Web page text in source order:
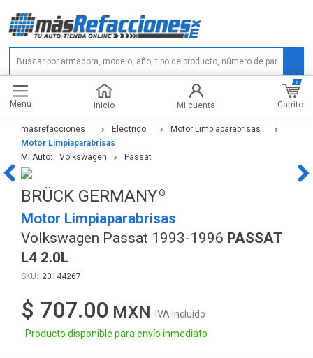
Menu Inicio Mi cuenta Carrito
0
masrefacciones Eléctrico
Motor Limpiaparabrisas
Motor Limpiaparabrisas
Mi Auto:
Volkswagen Passat
BRÜCK GERMANY
Motor Limpiaparabrisas
Volkswagen Passat 1993-1996 PASSAT
L4 2.0L
20144267
$ 707.00
IVA Incluido
Producto disponible para envío inmediato